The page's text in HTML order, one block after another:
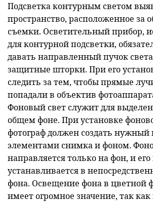
Подсветка контурным светом
пространство, расположенное за
съемки. Осветительный прибор,
для контурной подсветки,
давать направленный пучок
защитные шторки. При его
следить за тем, чтобы прямые
попадали в объектив
Фоновый свет служит для
общем фоне. При установке
фотограф должен создать нужный
элементами снимка и фоном.
направляется только на фон, и
устанавливается в
фона. Освещение фона в цветной
имеет огромное значение, так